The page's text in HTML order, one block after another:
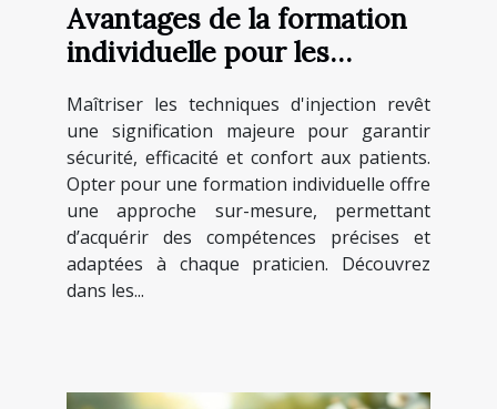
Avantages de la formation
individuelle pour les
Maîtriser les techniques d'injection revêt
une signification majeure pour garantir
sécurité, efficacité et confort aux patients.
Opter pour une formation individuelle offre
une approche sur-mesure, permettant
d’acquérir des compétences précises et
adaptées à chaque praticien. Découvrez
dans les...